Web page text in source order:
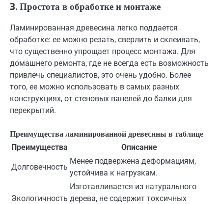
3. Простота в обработке и монтаже
Ламинированная древесина легко поддается
обработке: ее можно резать, сверлить и склеивать,
что существенно упрощает процесс монтажа. Для
домашнего ремонта, где не всегда есть возможность
привлечь специалистов, это очень удобно. Более
того, ее можно использовать в самых разных
конструкциях, от стеновых панелей до балки для
перекрытий.
Преимущества ламинированной древесины в таблице
Преимущества Описание
Долговечность
Менее подвержена деформациям,
устойчива к нагрузкам.
Экологичность
Изготавливается из натурального
дерева, не содержит токсичных